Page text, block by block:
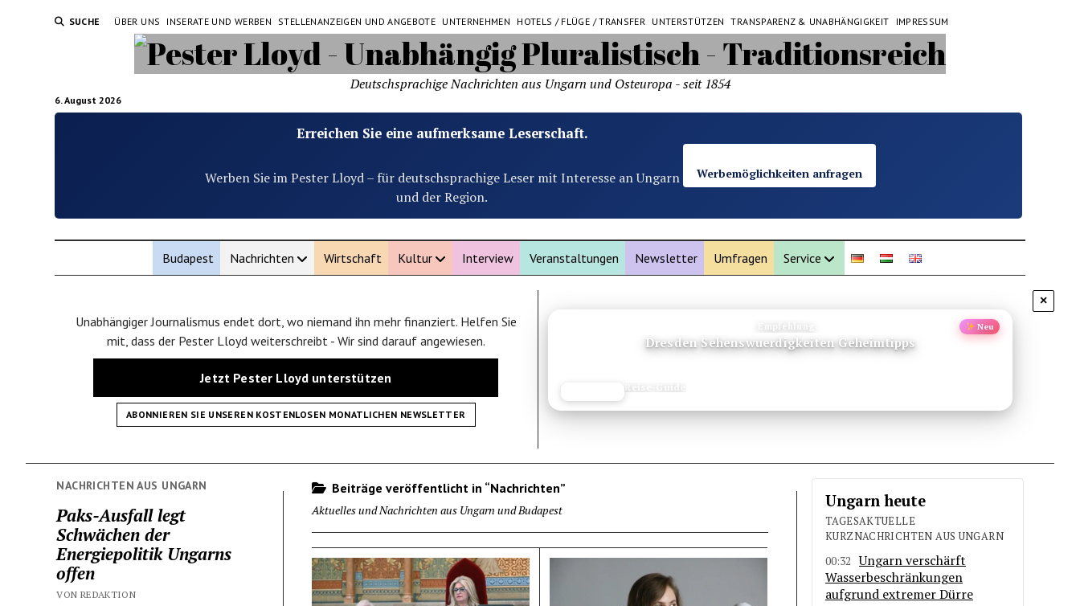
SUCHE ÜBER UNS INSERATE UND WERBEN STELLENANZEIGEN UND ANGEBOTE UNTERNEHMEN HOTELS / FLÜGE / TRANSFER UNTERSTÜTZEN TRANSPARENZ & UNABHÄNGIGKEIT IMPRESSUM
6. August 2026
Deutschsprachige Nachrichten aus Ungarn und Osteuropa - seit 1854
Erreichen Sie eine aufmerksame Leserschaft.
Werben Sie im Pester Lloyd – für deutschsprachige Leser mit Interesse an Ungarn
und der Region.
Werbemöglichkeiten anfragen
Budapest Nachrichten Wirtschaft Kultur Interview Veranstaltungen Newsletter Umfragen Service
×
Unabhängiger Journalismus endet dort, wo niemand ihn mehr finanziert. Helfen Sie
mit, dass der Pester Lloyd weiterschreibt - Wir sind darauf angewiesen.
Jetzt Pester Lloyd unterstützen
ABONNIEREN SIE UNSEREN KOSTENLOSEN MONATLICHEN NEWSLETTER
Gesundheit Schutz
Mückenschutz Test: Spray, natürliche Alternativen & Profi-Tipps
Ausrüstungs-Test
NACHRICHTEN AUS UNGARN
Paks-Ausfall legt
Schwächen der
Energiepolitik Ungarns
offen
VON REDAKTION
Beiträge veröffentlicht in “Nachrichten”
Aktuelles und Nachrichten aus Ungarn und Budapest Ungarn heute
TAGESAKTUELLE
KURZNACHRICHTEN AUS UNGARN
00:32
Ungarn verschärft
Wasserbeschränkungen
aufgrund extremer Dürre